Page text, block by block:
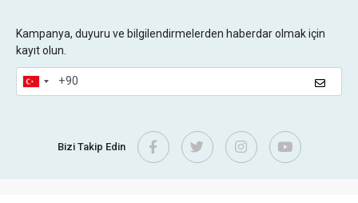
Kampanya, duyuru ve bilgilendirmelerden haberdar olmak için
kayıt olun.
Bizi Takip Edin